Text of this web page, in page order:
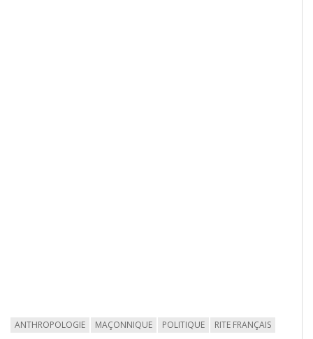
ANTHROPOLOGIE MAÇONNIQUE POLITIQUE RITE FRANÇAIS